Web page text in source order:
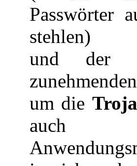
Passwörter
stehlen)
und der
um die
auch